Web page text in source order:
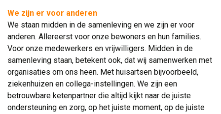
We zijn er voor anderen
We staan midden in de samenleving en we zijn er voor
anderen. Allereerst voor onze bewoners en hun families.
Voor onze medewerkers en vrijwilligers. Midden in de
samenleving staan, betekent ook, dat wij samenwerken met
organisaties om ons heen. Met huisartsen bijvoorbeeld,
ziekenhuizen en collega-instellingen. We zijn een
betrouwbare ketenpartner die altijd kijkt naar de juiste
ondersteuning en zorg, op het juiste moment, op de juiste